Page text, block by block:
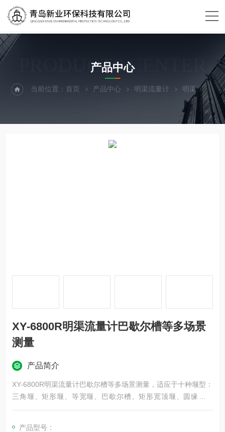
PRODUCTS CENTER
产品中心
当前位置：首页 产品中心 明渠流量计 明渠 XY-
XY-6800R明渠流量计巴歇尔槽等多场景
测量
产品简介
XY-6800R明渠流量计巴歇尔槽等多场景测量，适应于十种堰型：
三角堰、矩形堰、等宽堰、巴歇尔槽、矩形宽顶堰、圆缘宽顶
堰、梯形薄壁堰、无喉道槽、三角形剖面堰、平坦V型堰；
产品型号：